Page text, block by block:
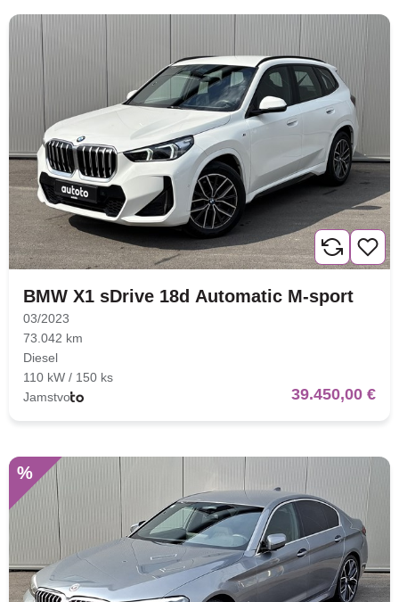
BMW X1 sDrive 18d Automatic M-sport
03/2023
73.042 km
Diesel
110 kW / 150 ks
Jamstvo
39.450,00 €
%